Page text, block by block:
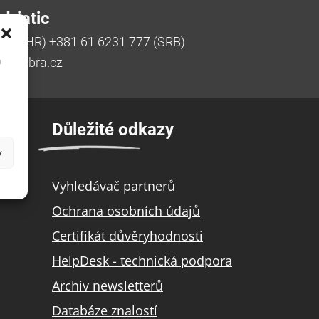
(HR) +381 61 6231 777 (SRB)
Důležité odkazy
Vyhledávač partnerů
Ochrana osobních údajů
Certifikát důvěryhodnosti
HelpDesk - technická podpora
Archiv newsletterů
Databáze znalostí